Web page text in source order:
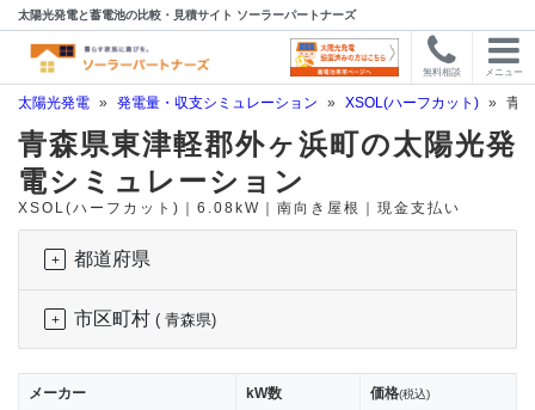
太陽光発電と蓄電池の比較・見積サイト ソーラーパートナーズ
無料相談 メニュー
太陽光発電 » 発電量・収支シミュレーション » XSOL(ハーフカット) » 青
青森県東津軽郡外ヶ浜町の太陽光発
電シミュレーション
XSOL(ハーフカット)｜6.08kW｜南向き屋根｜現金支払い
都道府県
市区町村 ( 青森県)
メーカー kW数 価格(税込)